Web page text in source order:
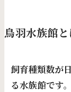
鳥羽水族館
飼育種類数が
る水族館です